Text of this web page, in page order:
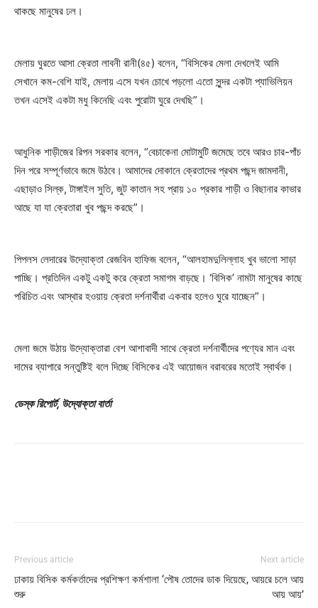
থাকছে মানুষের ঢল।
মেলায় ঘুরতে আসা ক্রেতা লাবনী রানী(৪৫) বলেন, “বিসিকের মেলা দেখলেই আমি
সেখানে কম-বেশি যাই, মেলায় এসে যখন চোখে পড়লো এতো সুন্দর একটা প্যাভিলিয়ন
তখন এসেই একটা মধু কিনেছি এবং পুরোটা ঘুরে দেখছি”।
আধুনিক শাড়ীজের রিপন সরকার বলেন, “বেচাকেনা মোটামুটি জমেছে তবে আরও চার-পাঁচ
দিন পরে সম্পূর্ণভাবে জমে উঠবে। আমাদের দোকানে ক্রেতাদের প্রথম পছন্দ জামদানী,
এছাড়াও সিল্ক, টাঙ্গাইল সুতি, জুট কাতান সহ প্রায় ১০ প্রকার শাড়ী ও বিছানার কাভার
আছে যা যা ক্রেতারা খুব পছন্দ করছে”।
পিপলস লেদারের উদ্যোক্তা রেজবিন হাফিজ বলেন, “আলহামদুলিল্লাহ খুব ভালো সাড়া
পাচ্ছি। প্রতিদিন একটু একটু করে ক্রেতা সমাগম বাড়ছে। ‘বিসিক’ নামটা মানুষের কাছে
পরিচিত এবং আস্থার হওয়ায় ক্রেতা দর্শনার্থীরা একবার হলেও ঘুরে যাচ্ছেন”।
মেলা জমে উঠায় উদ্যোক্তারা বেশ আশাবাদী সাথে ক্রেতা দর্শনার্থীদের পণ্যের মান এবং
দামের ব্যাপারে সন্তুষ্টিই বলে দিচ্ছে বিসিকের এই আয়োজন বরাবরের মতোই স্বার্থক।
ডেস্ক রিপোর্ট, উদ্যোক্তা বার্তা
Previous article
ঢাকায় বিসিক কর্মকর্তাদের প্রশিক্ষণ কর্মশালা
শুরু
Next article
‘পৌষ তোদের ডাক দিয়েছে, আয়রে চলে আয়
আয় আয়’